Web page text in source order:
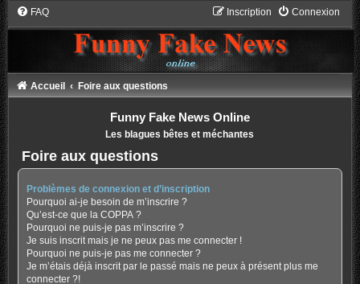
FAQ Connexion
Inscription
Accueil Foire aux questions
Funny Fake News Online
Les blagues bêtes et méchantes
Foire aux questions
Problèmes de connexion et d’inscription
Pourquoi ai-je besoin de m’inscrire ?
Qu’est-ce que la COPPA ?
Pourquoi ne puis-je pas m’inscrire ?
Je suis inscrit mais je ne peux pas me connecter !
Pourquoi ne puis-je pas me connecter ?
Je m’étais déjà inscrit par le passé mais ne peux à présent plus me
connecter ?!